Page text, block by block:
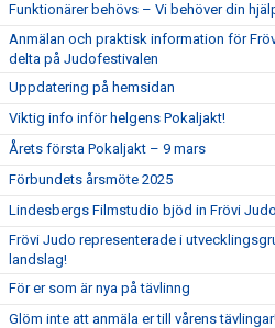
Funktionärer behövs – Vi behöver din
Anmälan och praktisk information för
delta på Judofestivalen
Uppdatering på hemsidan
Viktig info inför helgens Pokaljakt!
Årets första Pokaljakt – 9 mars
Förbundets årsmöte 2025
Lindesbergs Filmstudio bjöd in Frövi Judo
Frövi Judo representerade i
landslag!
För er som är nya på tävlinng
Glöm inte att anmäla er till vårens